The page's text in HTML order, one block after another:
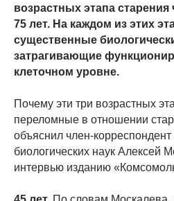
возрастных этапа старения
75 лет. На каждом из этих
существенные
затрагивающие
клеточном уровне.
Почему эти три возрастных
переломные в отношении
объяснил член-
биологических наук Алексей
интервью изданию